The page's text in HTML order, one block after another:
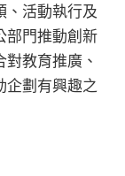
、活動執行及
部門推動創新
教育推廣、
企劃有興趣之